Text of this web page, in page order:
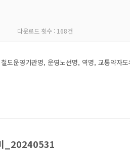
다운로드 횟수 : 168건
도운영기관명, 운영노선명, 역명, 교통약자
_20240531